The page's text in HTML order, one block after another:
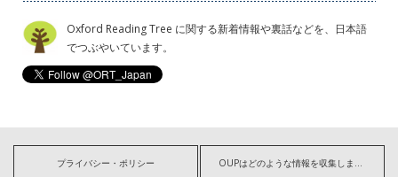
Oxford Reading Tree に関する新着情報や裏話などを、日本語
でつぶやいています。
プライバシー・ポリシー OUPはどのような情報を収集しますか?